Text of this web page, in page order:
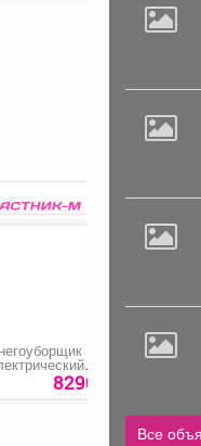
PS 1500 E»
8290 руб.
Все